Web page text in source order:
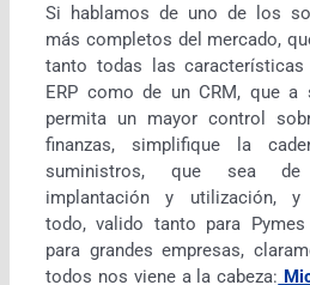
Si hablamos de uno de los
más completos del mercado,
tanto todas las
ERP como de un CRM, que a
permita un mayor control
finanzas, simplifique la
suministros, que sea de
implantación y utilización, y
todo, valido tanto para
para grandes empresas,
todos nos viene a la cabeza: